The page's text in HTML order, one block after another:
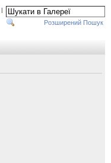
|
Розширений Пошук